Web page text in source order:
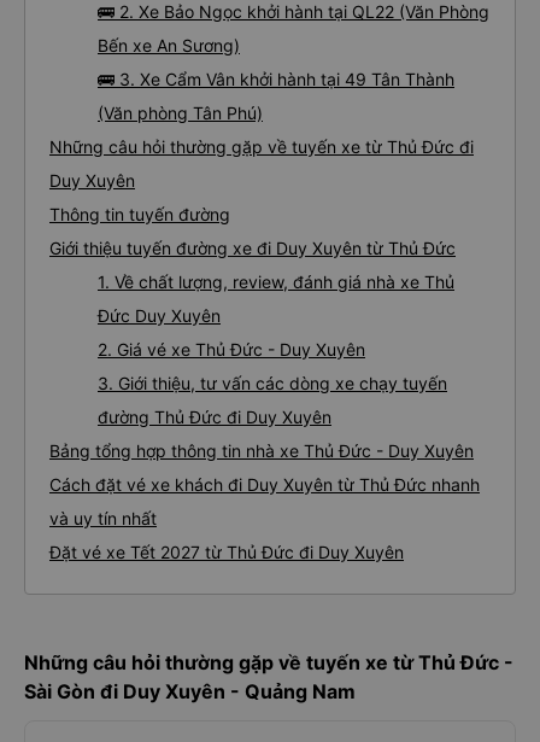
🚌 2. Xe Bảo Ngọc khởi hành tại QL22 (Văn Phòng
Bến xe An Sương)
🚌 3. Xe Cẩm Vân khởi hành tại 49 Tân Thành
(Văn phòng Tân Phú)
Những câu hỏi thường gặp về tuyến xe từ Thủ Đức đi
Duy Xuyên
Thông tin tuyến đường
Giới thiệu tuyến đường xe đi Duy Xuyên từ Thủ Đức
1. Về chất lượng, review, đánh giá nhà xe Thủ
Đức Duy Xuyên
2. Giá vé xe Thủ Đức - Duy Xuyên
3. Giới thiệu, tư vấn các dòng xe chạy tuyến
đường Thủ Đức đi Duy Xuyên
Bảng tổng hợp thông tin nhà xe Thủ Đức - Duy Xuyên
Cách đặt vé xe khách đi Duy Xuyên từ Thủ Đức nhanh
và uy tín nhất
Đặt vé xe Tết 2027 từ Thủ Đức đi Duy Xuyên
Những câu hỏi thường gặp về tuyến xe từ Thủ Đức -
Sài Gòn đi Duy Xuyên - Quảng Nam